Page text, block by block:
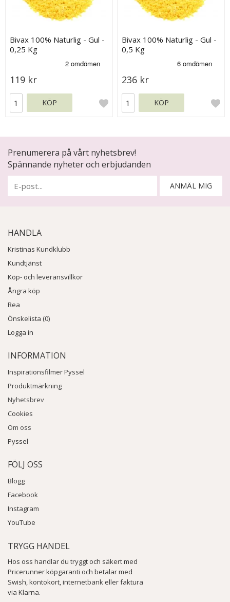
Bivax 100% Naturlig - Gul -
0,25 Kg
119 kr
KÖP
Bivax 100% Naturlig - Gul -
0,5 Kg
236 kr
KÖP
Prenumerera på vårt nyhetsbrev!
Spännande nyheter och erbjudanden
ANMÄL MIG
HANDLA
Kristinas Kundklubb
Kundtjänst
Köp- och leveransvillkor
Ångra köp
Rea
Önskelista (0)
Logga in
INFORMATION
Inspirationsfilmer Pyssel
Produktmärkning
Nyhetsbrev
Cookies
Om oss
Pyssel
FÖLJ OSS
Blogg
Facebook
Instagram
YouTube
TRYGG HANDEL
Hos oss handlar du tryggt och säkert med
Pricerunner köpgaranti och betalar med
Swish, kontokort, internetbank eller faktura
via Klarna.